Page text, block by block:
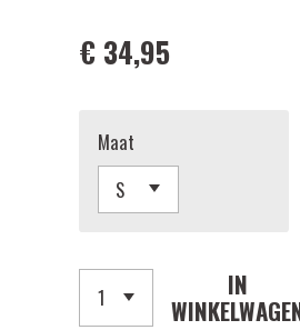
€ 34,95
Maat
IN